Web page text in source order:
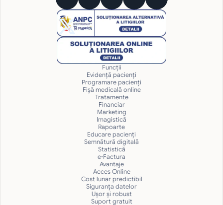
Funcții
Evidență pacienți
Programare pacienți
Fișă medicală online
Tratamente
Financiar
Marketing
Imagistică
Rapoarte
Educare pacienți
Semnătură digitală
Statistică
e-Factura
Avantaje
Acces Online
Cost lunar predictibil
Siguranţa datelor
Uşor și robust
Suport gratuit